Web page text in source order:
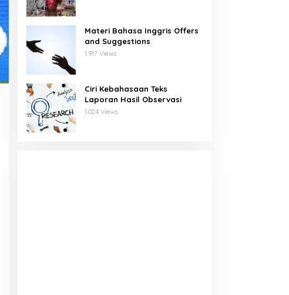
Materi Bahasa Inggris Offers
and Suggestions
1.917 Views
Ciri Kebahasaan Teks
Laporan Hasil Observasi
1.024 Views